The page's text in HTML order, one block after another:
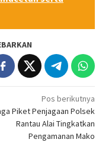
Pos berikutnya
Piket Penjagaan Polsek
Rantau Alai Tingkatkan
Pengamanan Mako